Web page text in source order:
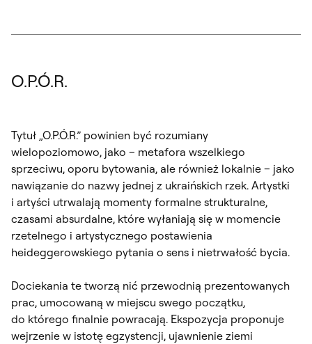
O.P.Ó.R.
Tytuł „O.P.Ó.R.” powinien być rozumiany
wielopoziomowo, jako – metafora wszelkiego
sprzeciwu, oporu bytowania, ale również lokalnie – jako
nawiązanie do nazwy jednej z ukraińskich rzek. Artystki
i artyści utrwalają momenty formalne strukturalne,
czasami absurdalne, które wyłaniają się w momencie
rzetelnego i artystycznego postawienia
heideggerowskiego pytania o sens i nietrwałość bycia.
Dociekania te tworzą nić przewodnią prezentowanych
prac, umocowaną w miejscu swego początku,
do którego finalnie powracają. Ekspozycja proponuje
wejrzenie w istotę egzystencji, ujawnienie ziemi